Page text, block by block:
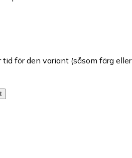
för den variant (såsom färg